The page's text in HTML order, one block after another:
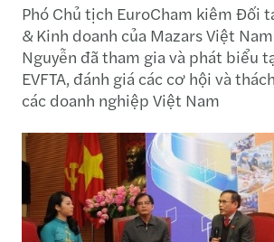
Phó Chủ tịch EuroCham kiêm Đối
& Kinh doanh của Mazars Việt
Nguyễn đã tham gia và phát biểu
EVFTA, đánh giá các cơ hội và
các doanh nghiệp Việt Nam